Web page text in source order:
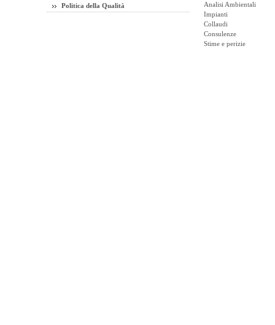
Politica della Qualità
Analisi Ambientali
Impianti
Collaudi
Consulenze
Stime e perizie